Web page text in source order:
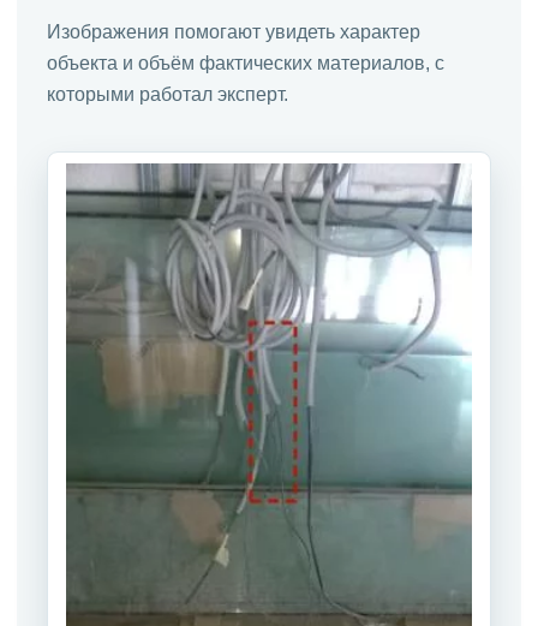
Изображения помогают увидеть характер
объекта и объём фактических материалов, с
которыми работал эксперт.